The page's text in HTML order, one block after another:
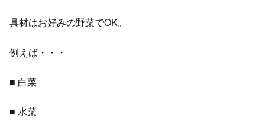
具材はお好みの野菜でOK。
例えば・・・
■ 白菜
■ 水菜